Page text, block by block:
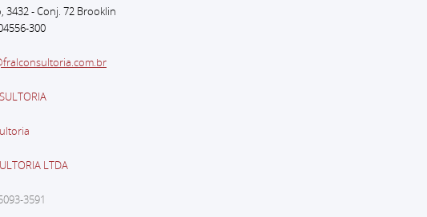
3432 - Conj. 72 Brooklin
300
LTDA
3591